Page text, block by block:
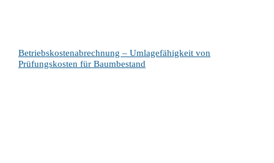
Betriebskostenabrechnung – Umlagefähigkeit von
Prüfungskosten für Baumbestand